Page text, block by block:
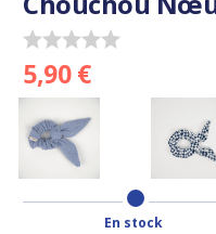
5,90 €
En stock